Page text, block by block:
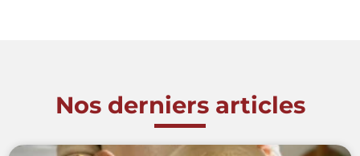
Nos derniers articles